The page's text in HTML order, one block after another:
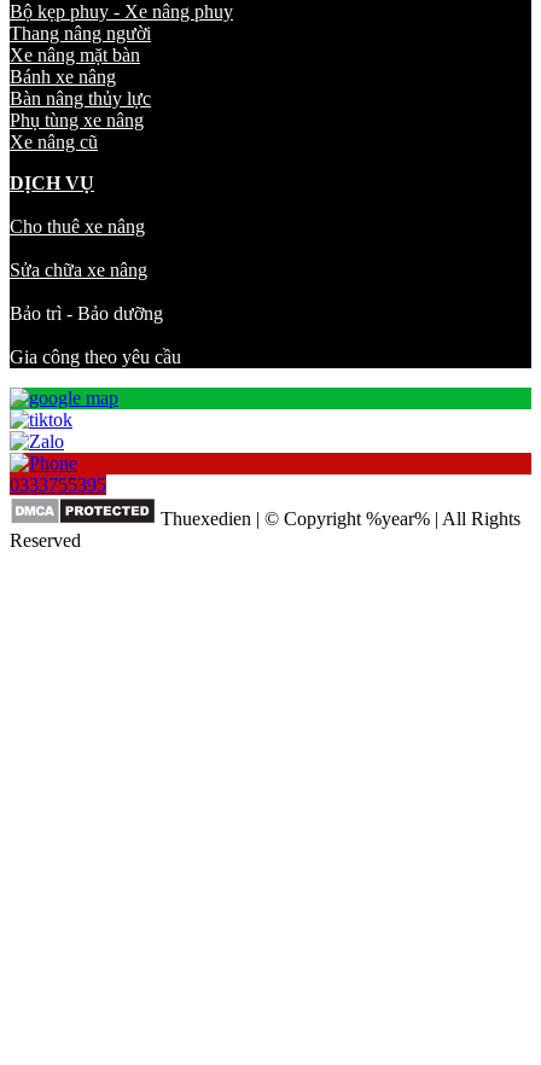
Bộ kẹp phuy - Xe nâng phuy
Thang nâng người
Xe nâng mặt bàn
Bánh xe nâng
Bàn nâng thủy lực
Phụ tùng xe nâng
Xe nâng cũ
DỊCH VỤ
Cho thuê xe nâng
Sửa chữa xe nâng
Bảo trì - Bảo dưỡng
Gia công theo yêu cầu
0333755395
Thuexedien | © Copyright %year% | All Rights
Reserved